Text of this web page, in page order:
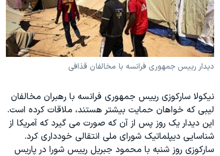
فرهنگ و زندگی
حقوق شهروندی
اقتصادی
علم و فناوری
گالری عکس
آرشیو پخش زنده
مستندها
انتخابات ریاست جمهوری آمریکا ۲۰۲۴
حمله جمهوری اسلامی به اسرائیل
رمز مهسا
اعتراضات زن، زندگی، آزادی
مجموعه مستندهای دادخواهی
تریبونال مردمی آبان ۹۸
دادگاه حمید نوری
دنبال کنید
دیدار رییس جمهوری فرانسه با مخالفان قذافی
نیکولا سارکوزی رییس جمهوری فرانسه با رهبران مخالفان
لیبی که خواهان حمایت بیشتر هستند، ملاقات کرده است.
این دیدار یک روز پس از آن که صورت می گیرد که آمریکا از
شناسایی دیپلماتیک شورای ملی انتقالی خودداری کرد.
سارکوزی روز شنبه با محمود جبریل رییس شورا در پاریس